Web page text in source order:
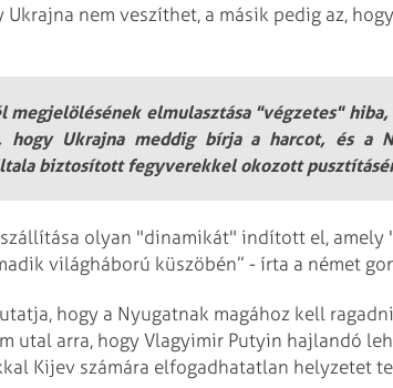
Ukrajna nem veszíthet, a másik pedig az,
megjelölésének elmulasztása "végzetes" hiba,
hogy Ukrajna meddig bírja a harcot, és a
biztosított fegyverekkel okozott
olyan "dinamikát" indított el, amely
világháború küszöbén” - írta a német
hogy a Nyugatnak magához kell
utal arra, hogy Vlagyimir Putyin hajlandó
Kijev számára elfogadhatatlan helyzetet